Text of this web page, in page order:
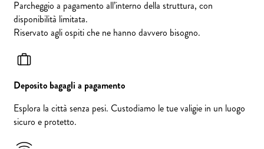
Parcheggio a pagamento all’interno della struttura, con
disponibilità limitata.
Riservato agli ospiti che ne hanno davvero bisogno.
Deposito bagagli a pagamento
Esplora la città senza pesi. Custodiamo le tue valigie in un luogo
sicuro e protetto.